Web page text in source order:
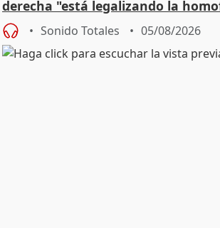
derecha "está legalizando la
Sonido Totales 05/08/2026